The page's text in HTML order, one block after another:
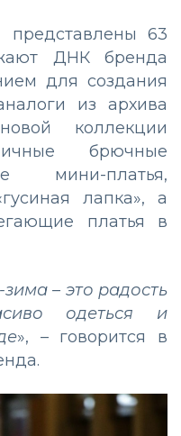
63
ДНК бренда
для создания
из архива
коллекции
брючные
мини-платья,
лапка», а
платья в
– это радость
одеться и
», – говорится в